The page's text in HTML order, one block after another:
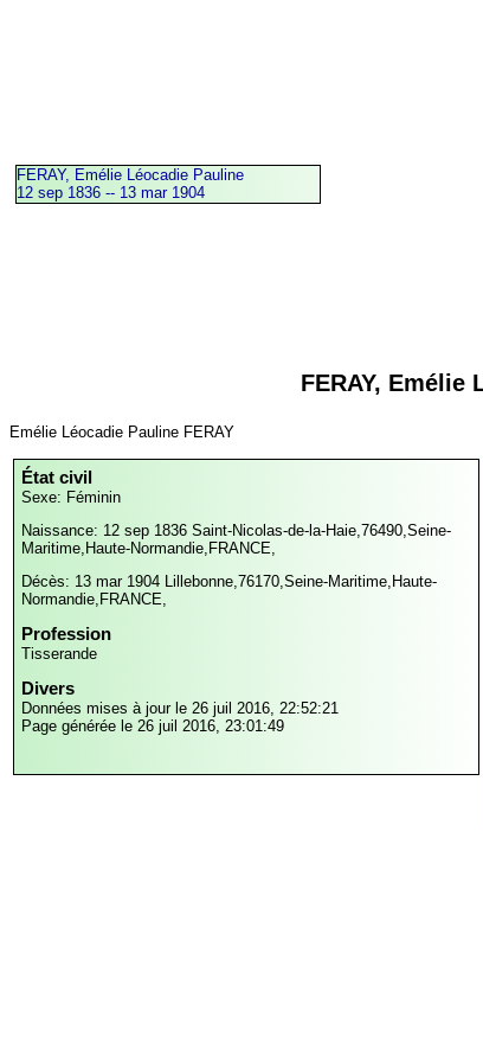
FERAY, Emélie Léocadie Pauline
12 sep 1836 -- 13 mar 1904
FERAY, Emélie
Emélie Léocadie Pauline FERAY
État civil
Sexe: Féminin
Naissance: 12 sep 1836 Saint-Nicolas-de-la-Haie,76490,Seine-
Maritime,Haute-Normandie,FRANCE,
Décès: 13 mar 1904 Lillebonne,76170,Seine-Maritime,Haute-
Normandie,FRANCE,
Profession
Tisserande
Divers
Données mises à jour le 26 juil 2016, 22:52:21
Page générée le 26 juil 2016, 23:01:49